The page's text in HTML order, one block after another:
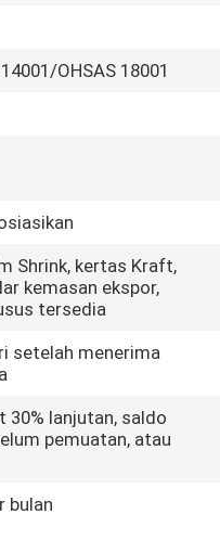
OHSAS 18001
Shrink, kertas Kraft,
kemasan ekspor,
tersedia
setelah menerima
30% lanjutan, saldo
pemuatan, atau
bulan